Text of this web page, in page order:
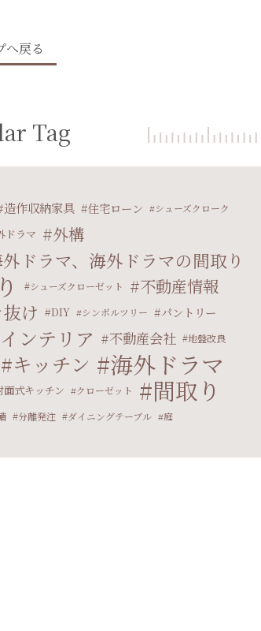
へ戻る
Tag
造作収納家具 住宅ローン
シューズクローク
ドラマ 外構
ドラマ、海外ドラマの間取り
シューズクローゼット 不動産情報
け DIY シンボルツリー パントリー
インテリア 不動産会社
地盤改良
キッチン 海外ドラマ
面式キッチン クローゼット 間取り
分離発注 ダイニングテーブル 庭